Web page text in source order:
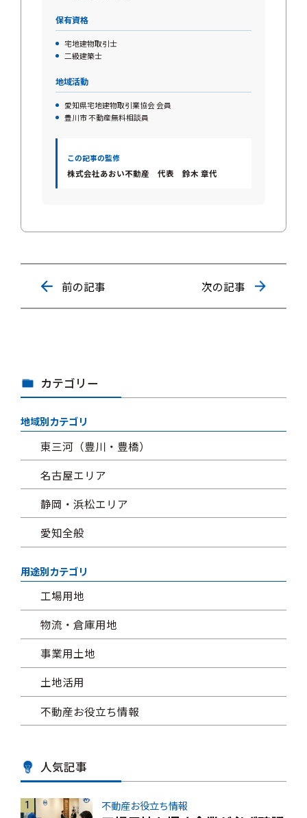
保有資格
宅地建物取引士
二級建築士
地域活動
愛知県宅地建物取引業協会 会員
豊川市 不動産無料相談員
この記事の監修
株式会社あおい不動産 代表 鈴木 章代
前の記事 次の記事
カテゴリー
地域別カテゴリ
東三河（豊川・豊橋）
名古屋エリア
静岡・浜松エリア
愛知全般
用途別カテゴリ
工場用地
物流・倉庫用地
事業用土地
土地活用
不動産お役立ち情報
人気記事
不動産お役立ち情報